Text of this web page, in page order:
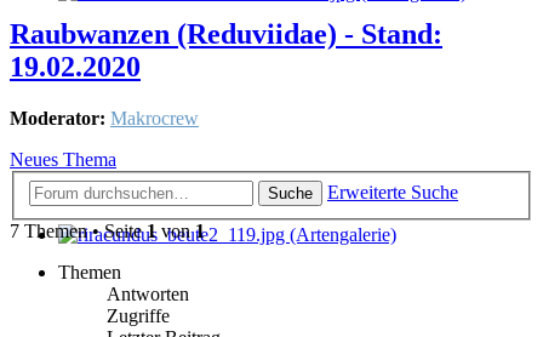
Raubwanzen (Reduviidae) - Stand:
19.02.2020
Moderator: Makrocrew
Neues Thema
Suche
Erweiterte Suche
7 Themen • Seite1von1
Themen
Antworten
Zugriffe